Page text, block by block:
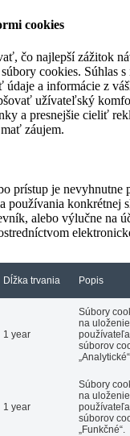
cookies
čo najlepší zážitok
cookies. Súhlas
a informácie z
užívateľský
a presnejšie cieliť
záujem.
prístup je nevyhnutne
používania konkrétnej
alebo výlučne na
Dĺžka trvania Popis
1 year
Súbory
na
súborov
„Analytické“.
1 year
Súbory
na
súborov
„Funkčné“.